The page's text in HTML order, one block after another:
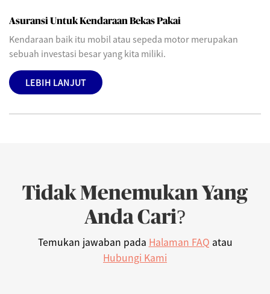
Asuransi Untuk Kendaraan Bekas Pakai
Kendaraan baik itu mobil atau sepeda motor merupakan
sebuah investasi besar yang kita miliki.
LEBIH LANJUT
Tidak Menemukan Yang
Anda Cari?
Temukan jawaban pada Halaman FAQ atau
Hubungi Kami